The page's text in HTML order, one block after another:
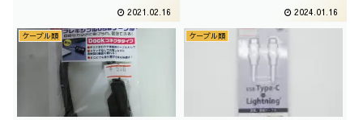
2021.02.16
で購入したLightningケーブルで
ございます。送料がかかっている
ので手放しで安いわけではないで
すが、1個105円でございます。
2024.01.16
ケーブル類 ケーブル類